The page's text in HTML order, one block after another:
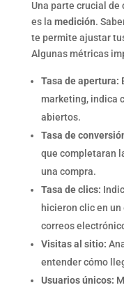
Una parte crucial
es la medición.
te permite ajustar
Algunas métricas
Tasa de apertura:
marketing, indica
abiertos.
Tasa de
que completaran
una compra.
Tasa de clics:
hicieron clic en
correos
Visitas al sitio:
entender cómo
Usuarios únicos: